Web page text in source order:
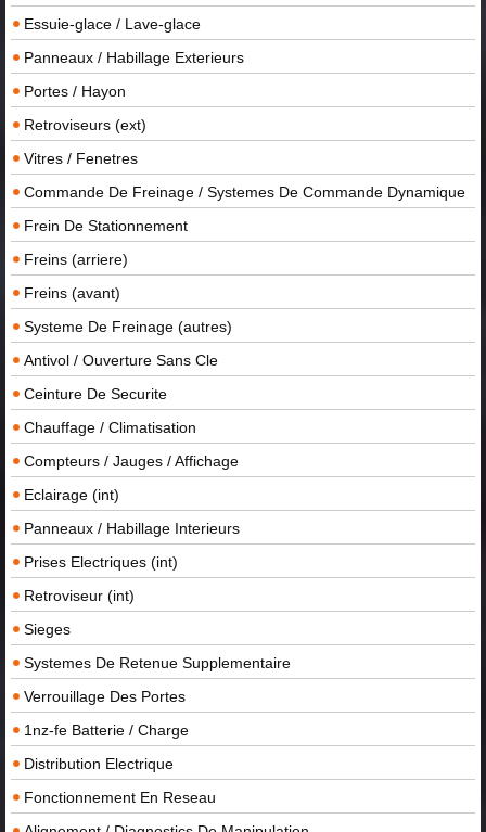
Essuie-glace / Lave-glace
Panneaux / Habillage Exterieurs
Portes / Hayon
Retroviseurs (ext)
Vitres / Fenetres
Commande De Freinage / Systemes De Commande Dynamique
Frein De Stationnement
Freins (arriere)
Freins (avant)
Systeme De Freinage (autres)
Antivol / Ouverture Sans Cle
Ceinture De Securite
Chauffage / Climatisation
Compteurs / Jauges / Affichage
Eclairage (int)
Panneaux / Habillage Interieurs
Prises Electriques (int)
Retroviseur (int)
Sieges
Systemes De Retenue Supplementaire
Verrouillage Des Portes
1nz-fe Batterie / Charge
Distribution Electrique
Fonctionnement En Reseau